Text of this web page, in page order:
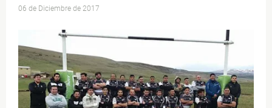
06 de Diciembre de 2017